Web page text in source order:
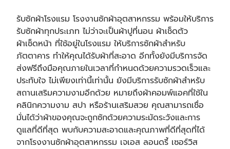
รับซักผ้าโรงแรม โรงงานซักผ้าอุตสาหกรรม พร้อมให้บริการ
รับซักผ้าทุกประเภท ไม่ว่าจะเป็นผ้าปูที่นอน ผ้าเช็ดตัว
ผ้าเช็ดหน้า ที่ใช้อยู่ในโรงแรม ให้บริการซักผ้าสำหรับ
ภัตตาคาร ทำให้คุณได้รับผ้าที่สะอาด อีกทั้งยังมีบริการจัด
ส่งฟรีถึงมือคุณภายในเวลาที่กำหนดด้วยความรวดเร็วและ
ประทับใจ ไม่เพียงเท่านี้เท่านั้น ยังมีบริการรับซักผ้าสำหรับ
สถานเสริมความงามอีกด้วย หมายถึงผ้าคอมพ์แอคที่ใช้ใน
คลินิกความงาม สปา หรือร้านเสริมสวย คุณสามารถเชื่อ
มั่นได้ว่าผ้าของคุณจะถูกซักด้วยความระมัดระวังและการ
ดูแลที่ดีที่สุด พบกับความสะอาดและคุณภาพที่ดีที่สุดที่ได้
จากโรงงานซักผ้าอุตสาหกรรม เจเอส ลอนดรี้ เซอร์วิส